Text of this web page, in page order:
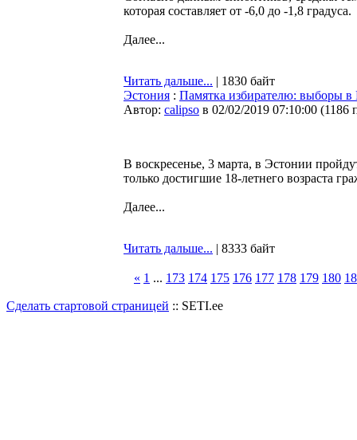
которая составляет от -6,0 до -1,8 градуса.
Далее...
Читать дальше... | 1830 байт
Эстония : Памятка избирателю: выборы в
Автор: calipso в 02/02/2019 07:10:00 (1186
В воскресенье, 3 марта, в Эстонии
только достигшие 18-летнего возраста
Далее...
Читать дальше... | 8333 байт
« 1 ... 173 174 175 176 177 178 179 180
Сделать стартовой страницей :: SETI.ee